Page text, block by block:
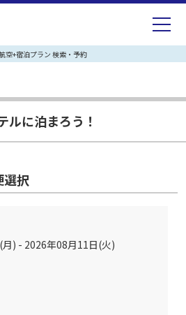
空+宿泊プラン 検索・予約
ルに泊まろう！
択
) - 2026年08月11日(火)